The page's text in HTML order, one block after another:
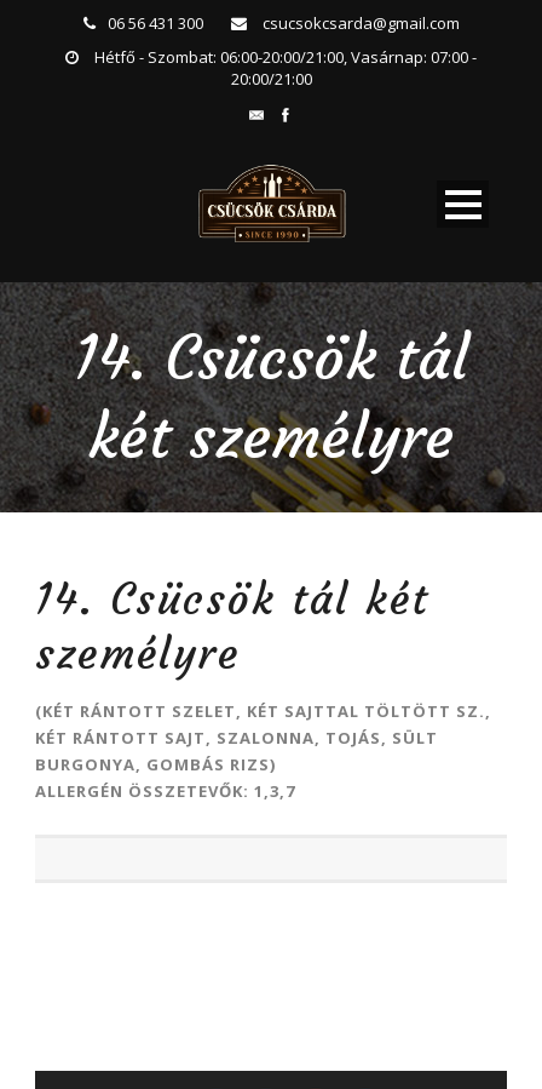
06 56 431 300
csucsokcsarda@gmail.com
Hétfő - Szombat: 06:00-20:00/21:00, Vasárnap: 07:00 -
20:00/21:00
14. Csücsök tál
két személyre
14. Csücsök tál két
személyre
(KÉT RÁNTOTT SZELET, KÉT SAJTTAL TÖLTÖTT SZ.,
KÉT RÁNTOTT SAJT, SZALONNA, TOJÁS, SÜLT
BURGONYA, GOMBÁS RIZS)
ALLERGÉN ÖSSZETEVŐK: 1,3,7